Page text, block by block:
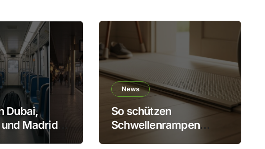
Dubai,
Madrid:
und
News
So schützen
Schwellenrampen